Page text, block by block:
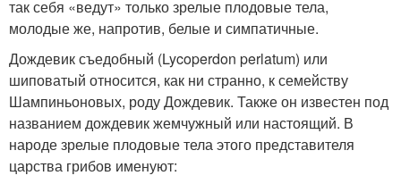
так себя «ведут» только зрелые плодовые тела,
молодые же, напротив, белые и симпатичные.
Дождевик съедобный (Lycoperdon perlatum) или
шиповатый относится, как ни странно, к семейству
Шампиньоновых, роду Дождевик. Также он известен под
названием дождевик жемчужный или настоящий. В
народе зрелые плодовые тела этого представителя
царства грибов именуют: